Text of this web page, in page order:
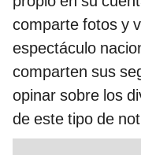
comparte fotos y
espectáculo
comparten sus
opinar sobre los
de este tipo de